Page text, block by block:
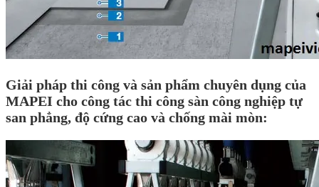
Giải pháp thi công và sản phẩm chuyên dụng của
MAPEI cho công tác thi công sàn công nghiệp tự
san phẳng, độ cứng cao và chống mài mòn: